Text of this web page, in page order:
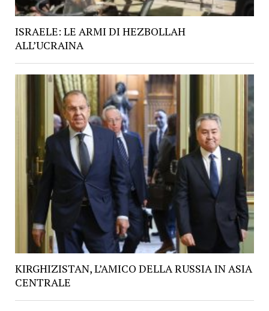
ISRAELE: LE ARMI DI HEZBOLLAH
ALL’UCRAINA
KIRGHIZISTAN, L’AMICO DELLA RUSSIA IN ASIA
CENTRALE